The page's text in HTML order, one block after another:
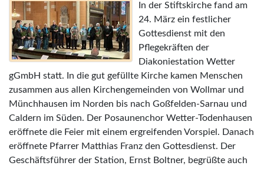
In der Stiftskirche fand am
24. März ein festlicher
Gottesdienst mit den
Pflegekräften der
Diakoniestation Wetter
gGmbH statt. In die gut gefüllte Kirche kamen Menschen
zusammen aus allen Kirchengemeinden von Wollmar und
Münchhausen im Norden bis nach Goßfelden-Sarnau und
Caldern im Süden. Der Posaunenchor Wetter-Todenhausen
eröffnete die Feier mit einem ergreifenden Vorspiel. Danach
eröffnete Pfarrer Matthias Franz den Gottesdienst. Der
Geschäftsführer der Station, Ernst Boltner, begrüßte auch